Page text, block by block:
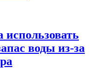
воды из-за